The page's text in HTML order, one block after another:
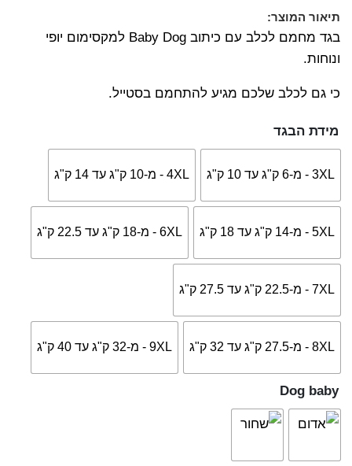
תיאור המוצר:
בגד מחמם לכלב עם כיתוב Baby Dog למקסימום יופי
ונוחות.
כי גם לכלב שלכם מגיע להתחמם בסטייל.
מידת הבגד
3XL - מ-6 ק"ג עד 10 ק"ג 4XL - מ-10 ק"ג עד 14 ק"ג
5XL - מ-14 ק"ג עד 18 ק"ג 6XL - מ-18 ק"ג עד 22.5 ק"ג
7XL - מ-22.5 ק"ג עד 27.5 ק"ג
8XL - מ-27.5 ק"ג עד 32 ק"ג 9XL - מ-32 ק"ג עד 40 ק"ג
Dog baby